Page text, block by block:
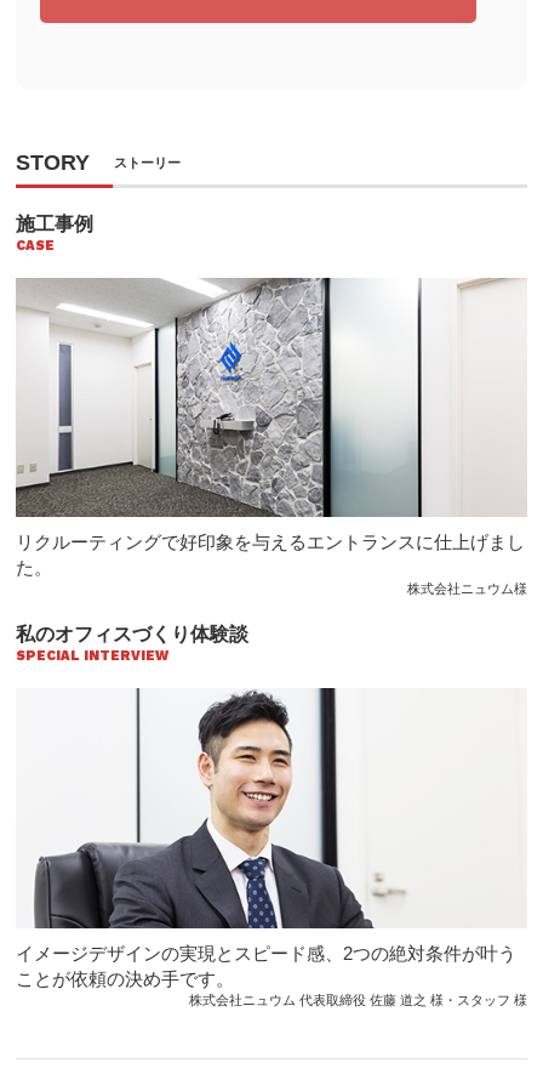
STORY ストーリー
施工事例
CASE
リクルーティングで好印象を与えるエントランスに仕上げまし
た。
株式会社ニュウム様
私のオフィスづくり体験談
SPECIAL INTERVIEW
イメージデザインの実現とスピード感、2つの絶対条件が叶う
ことが依頼の決め手です。
株式会社ニュウム 代表取締役 佐藤 道之 様・スタッフ 様